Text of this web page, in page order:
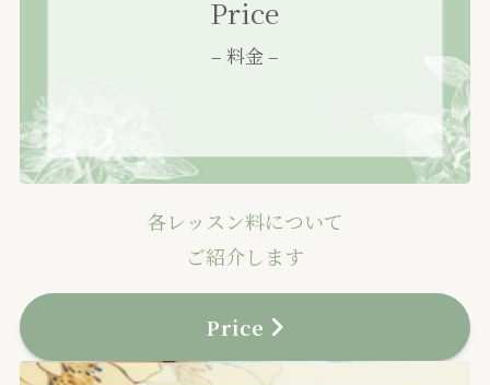
Price
– 料金 –
各レッスン料について
ご紹介します
Price